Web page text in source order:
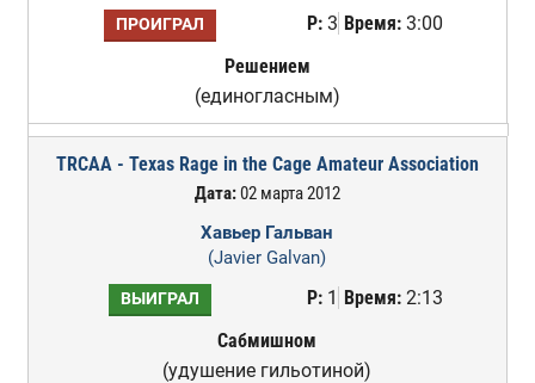
ПРОИГРАЛ Р:3 Время:3:00
Решением
(единогласным)
TRCAA - Texas Rage in the Cage Amateur Association
Дата:02 марта 2012
Хавьер Гальван
(Javier Galvan)
ВЫИГРАЛ Р:1 Время:2:13
Сабмишном
(удушение гильотиной)